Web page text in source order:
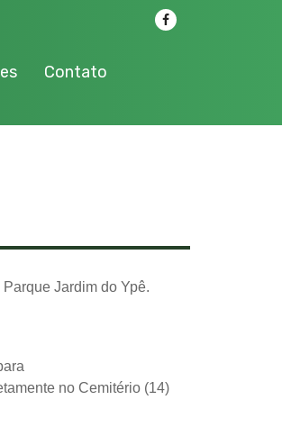
Contato
Jardim do Ypê.
no Cemitério (14)